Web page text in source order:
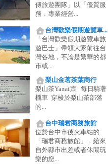
傅旅遊團隊」以「優質服
務．專業經營...
台灣歡樂假期遊覽車...
「台灣歡樂假期遊覽車旅
遊巴士」帶領大家前往台
灣各地，不論是繁華的都
市或...
梨山金茗茶葉商行
梨山茶Yanai蕭 每日騎著
機車 穿梭於梨山茶部落
的...
台中瑞君商務旅館
位於台中市後火車站的
「瑞君商務旅館」，給來
自外縣市出差或者休閒玩
樂的您...